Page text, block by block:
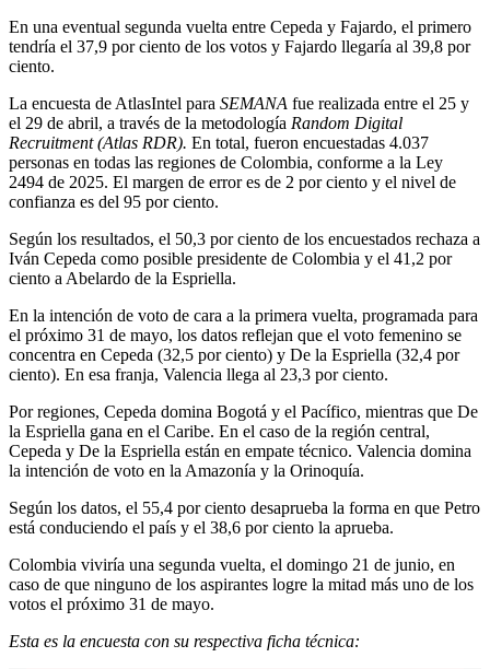
En una eventual segunda vuelta entre Cepeda y Fajardo, el primero
tendría el 37,9 por ciento de los votos y Fajardo llegaría al 39,8 por
ciento.
La encuesta de AtlasIntel para SEMANA fue realizada entre el 25 y
el 29 de abril, a través de la metodología Random Digital
Recruitment (Atlas RDR). En total, fueron encuestadas 4.037
personas en todas las regiones de Colombia, conforme a la Ley
2494 de 2025. El margen de error es de 2 por ciento y el nivel de
confianza es del 95 por ciento.
Según los resultados, el 50,3 por ciento de los encuestados rechaza a
Iván Cepeda como posible presidente de Colombia y el 41,2 por
ciento a Abelardo de la Espriella.
En la intención de voto de cara a la primera vuelta, programada para
el próximo 31 de mayo, los datos reflejan que el voto femenino se
concentra en Cepeda (32,5 por ciento) y De la Espriella (32,4 por
ciento). En esa franja, Valencia llega al 23,3 por ciento.
Por regiones, Cepeda domina Bogotá y el Pacífico, mientras que De
la Espriella gana en el Caribe. En el caso de la región central,
Cepeda y De la Espriella están en empate técnico. Valencia domina
la intención de voto en la Amazonía y la Orinoquía.
Según los datos, el 55,4 por ciento desaprueba la forma en que Petro
está conduciendo el país y el 38,6 por ciento la aprueba.
Colombia viviría una segunda vuelta, el domingo 21 de junio, en
caso de que ninguno de los aspirantes logre la mitad más uno de los
votos el próximo 31 de mayo.
Esta es la encuesta con su respectiva ficha técnica: